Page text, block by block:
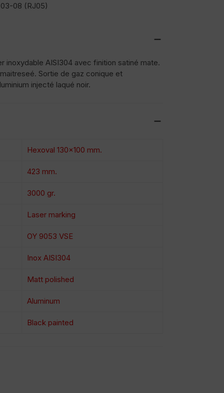
08 (RJ05)
inoxydable AISI304 avec finition satiné mate.
Sortie de gaz conique et
injecté laqué noir.
Hexoval 130×100 mm.
423 mm.
3000 gr.
Laser marking
OY 9053 VSE
Inox AISI304
Matt polished
Aluminum
Black painted